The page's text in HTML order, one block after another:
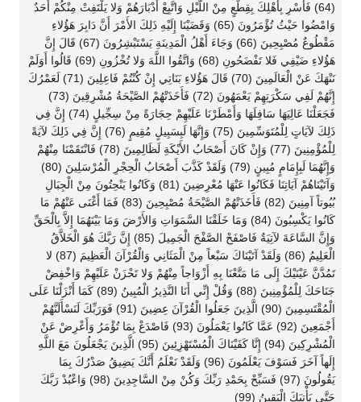
(64) فَأَسْرِ بِأَهْلِكَ بِقِطْعٍ مِنْ اللَّيْلِ وَاتَّبِعْ أَدْبَارَهُمْ وَلا يَلْتَفِتْ مِنْكُمْ أَحَدٌ
وَامْضُوا حَيْثُ تُؤْمَرُونَ (65) وَقَضَيْنَا إِلَيْهِ ذَلِكَ الأَمْرَ أَنَّ دَابِرَ هَؤُلاءِ
مَقْطُوعٌ مُصْبِحِينَ (66) وَجَاءَ أَهْلُ الْمَدِينَةِ يَسْتَبْشِرُونَ (67) قَالَ إِنَّ
هَؤُلاءِ ضَيْفِي فَلا تَفْضَحُونِ (68) وَاتَّقُوا اللَّهَ وَلا تُخْزُونِ (69) قَالُوا أَوَلَمْ
نَنْهَكَ عَنْ الْعَالَمِينَ (70) قَالَ هَؤُلاءِ بَنَاتِي إِنْ كُنْتُمْ فَاعِلِينَ (71) لَعَمْرُكَ
إِنَّهُمْ لَفِي سَكْرَتِهِمْ يَعْمَهُونَ (72) فَأَخَذَتْهُمْ الصَّيْحَةُ مُشْرِقِينَ (73)
فَجَعَلْنَا عَالِيَهَا سَافِلَهَا وَأَمْطَرْنَا عَلَيْهِمْ حِجَارَةً مِنْ سِجِّيلٍ (74) إِنَّ فِي
ذَلِكَ لآيَاتٍ لِلْمُتَوَسِّمِينَ (75) وَإِنَّهَا لَبِسَبِيلٍ مُقِيمٍ (76) إِنَّ فِي ذَلِكَ لآيَةً
لِلْمُؤْمِنِينَ (77) وَإِنْ كَانَ أَصْحَابُ الأَيْكَةِ لَظَالِمِينَ (78) فَانْتَقَمْنَا مِنْهُمْ
وَإِنَّهُمَا لَبِإِمَامٍ مُبِينٍ (79) وَلَقَدْ كَذَّبَ أَصْحَابُ الْحِجْرِ الْمُرْسَلِينَ (80)
وَآتَيْنَاهُمْ آيَاتِنَا فَكَانُوا عَنْهَا مُعْرِضِينَ (81) وَكَانُوا يَنْحِتُونَ مِنْ الْجِبَالِ
بُيُوتاً آمِنِينَ (82) فَأَخَذَتْهُمْ الصَّيْحَةُ مُصْبِحِينَ (83) فَمَا أَغْنَى عَنْهُمْ مَا
كَانُوا يَكْسِبُونَ (84) وَمَا خَلَقْنَا السَّمَوَاتِ وَالأَرْضَ وَمَا بَيْنَهُمَا إِلاَّ بِالْحَقِّ
وَإِنَّ السَّاعَةَ لآتِيَةٌ فَاصْفَحْ الصَّفْحَ الْجَمِيلَ (85) إِنَّ رَبَّكَ هُوَ الْخَلاَّقُ
الْعَلِيمُ (86) وَلَقَدْ آتَيْنَاكَ سَبْعاً مِنْ الْمَثَانِي وَالْقُرْآنَ الْعَظِيمَ (87) لا
تَمُدَّنَّ عَيْنَيْكَ إِلَى مَا مَتَّعْنَا بِهِ أَزْوَاجاً مِنْهُمْ وَلا تَحْزَنْ عَلَيْهِمْ وَاخْفِضْ
جَنَاحَكَ لِلْمُؤْمِنِينَ (88) وَقُلْ إِنِّي أَنَا النَّذِيرُ الْمُبِينُ (89) كَمَا أَنْزَلْنَا عَلَى
الْمُقْتَسِمِينَ (90) الَّذِينَ جَعَلُوا الْقُرْآنَ عِضِينَ (91) فَوَرَبِّكَ لَنَسْأَلَنَّهُمْ
أَجْمَعِينَ (92) عَمَّا كَانُوا يَعْمَلُونَ (93) فَاصْدَعْ بِمَا تُؤْمَرُ وَأَعْرِضْ عَنْ
الْمُشْرِكِينَ (94) إِنَّا كَفَيْنَاكَ الْمُسْتَهْزِئِينَ (95) الَّذِينَ يَجْعَلُونَ مَعَ اللَّهِ
إِلَهاً آخَرَ فَسَوْفَ يَعْلَمُونَ (96) وَلَقَدْ نَعْلَمُ أَنَّكَ يَضِيقُ صَدْرُكَ بِمَا
يَقُولُونَ (97) فَسَبِّحْ بِحَمْدِ رَبِّكَ وَكُنْ مِنْ السَّاجِدِينَ (98) وَاعْبُدْ رَبَّكَ
حَتَّى يَأْتِيَكَ الْيَقِينُ (99)